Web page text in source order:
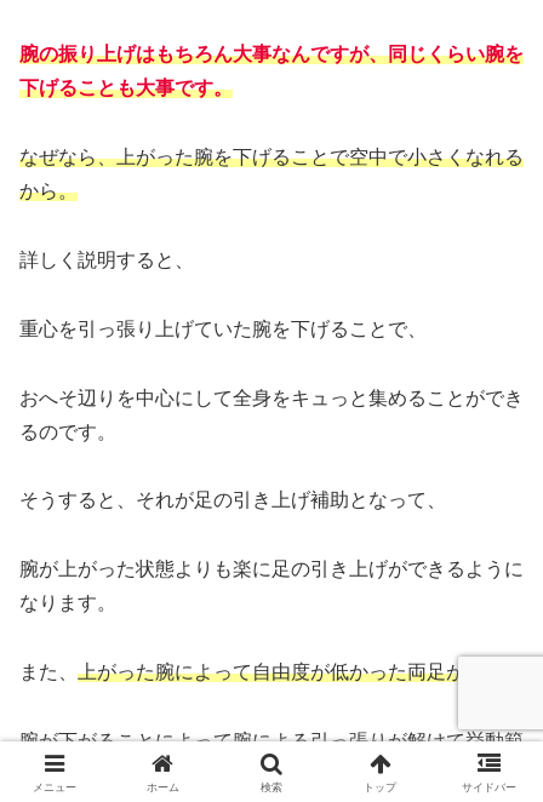
腕の振り上げはもちろん大事なんですが、同じくらい腕を
下げることも大事です。
なぜなら、上がった腕を下げることで空中で小さくなれる
から。
詳しく説明すると、
重心を引っ張り上げていた腕を下げることで、
おへそ辺りを中心にして全身をキュっと集めることができ
るのです。
そうすると、それが足の引き上げ補助となって、
腕が上がった状態よりも楽に足の引き上げができるように
なります。
また、 上がった腕によって自由度が低かった両足が、
腕が下がることによって腕による引っ張りが解けて挙動範
囲が増えて動かしやすくなります。
メニュー ホーム 検索 トップ サイドバー